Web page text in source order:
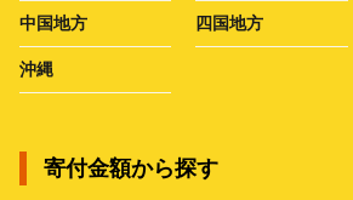
中国地方 四国地方
沖縄
寄付金額から探す